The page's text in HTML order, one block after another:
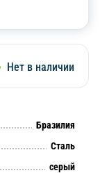
Нет в наличии
Бразилия
Сталь
серый